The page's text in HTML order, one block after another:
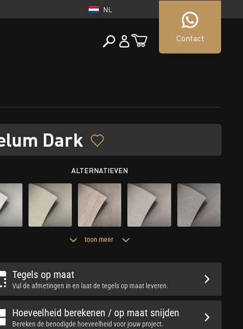
NL
Contact
Dark
ALTERNATIEVEN
toon meer
Tegels op maat
Vul de afmetingen in en laat de tegels op maat leveren.
Hoeveelheid berekenen / op maat snijden
Bereken de benodigde hoeveelheid voor jouw project.